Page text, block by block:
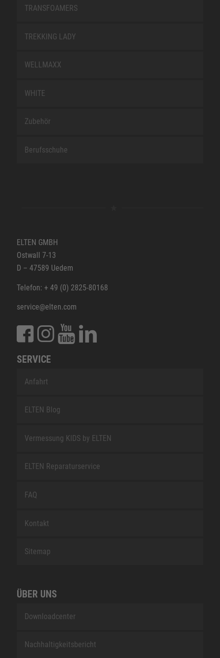
TRANSFOAMERS
TREKKING LADY
WELLMAXX
WHITE
Zubehör
Berufsschuhe
ELTEN GMBH
Ostwall 7-13
D – 47589 Uedem
Telefon: + 49 (0) 2825-80168
service@elten.com
SERVICE
Anfahrt
ELTEN Blog
Vermessung KIDS by ELTEN
ELTEN Reparaturservice
FAQ
Kontakt
Sitemap
ÜBER UNS
Downloadcenter
Nachhaltigkeitsbericht